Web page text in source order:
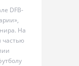
DFB-
На